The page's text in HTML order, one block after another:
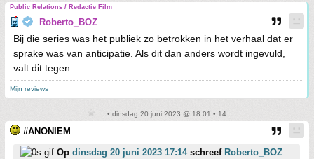
Public Relations / Redactie Film
Roberto_BOZ
Bij die series was het publiek zo betrokken in het verhaal dat er
sprake was van anticipatie. Als dit dan anders wordt ingevuld,
valt dit tegen.
Mijn reviews
• dinsdag 20 juni 2023 @ 18:01 • 14
#ANONIEM
Op dinsdag 20 juni 2023 17:14schreef Roberto_BOZ